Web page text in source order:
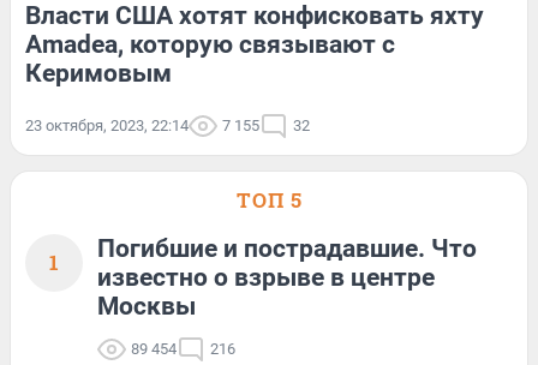
Власти США хотят конфисковать яхту
Amadea, которую связывают с
Керимовым
23 октября, 2023, 22:14 7 155 32
ТОП 5
1
Погибшие и пострадавшие. Что
известно о взрыве в центре
Москвы
89 454 216